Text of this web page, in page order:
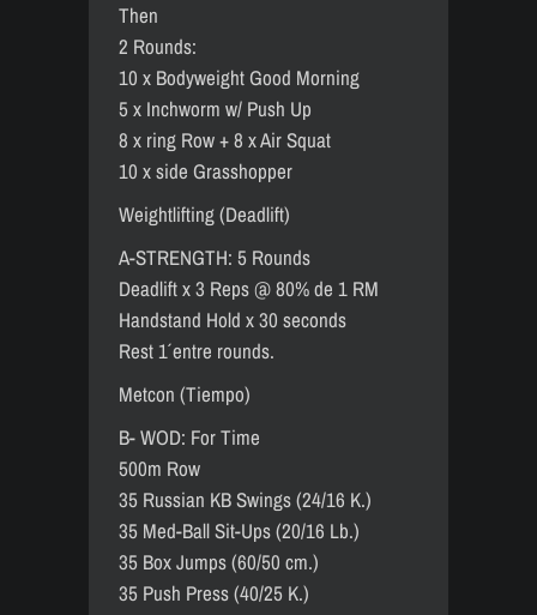
Then
2 Rounds:
10 x Bodyweight Good Morning
5 x Inchworm w/ Push Up
8 x ring Row + 8 x Air Squat
10 x side Grasshopper
Weightlifting (Deadlift)
A-STRENGTH: 5 Rounds
Deadlift x 3 Reps @ 80% de 1 RM
Handstand Hold x 30 seconds
Rest 1´ entre rounds.
Metcon (Tiempo)
B- WOD: For Time
500m Row
35 Russian KB Swings (24/16 K.)
35 Med-Ball Sit-Ups (20/16 Lb.)
35 Box Jumps (60/50 cm.)
35 Push Press (40/25 K.)